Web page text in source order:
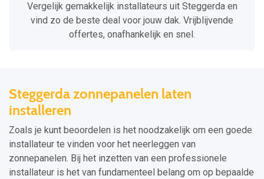
Vergelijk gemakkelijk installateurs uit Steggerda en
vind zo de beste deal voor jouw dak. Vrijblijvende
offertes, onafhankelijk en snel.
Steggerda zonnepanelen laten
installeren
Zoals je kunt beoordelen is het noodzakelijk om een goede
installateur te vinden voor het neerleggen van
zonnepanelen. Bij het inzetten van een professionele
installateur is het van fundamenteel belang om op bepaalde